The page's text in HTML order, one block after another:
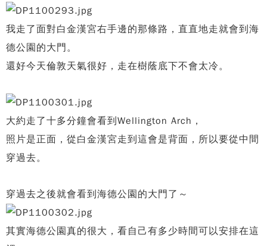
我走了面對白金漢宮右手邊的那條路，直直地走就會到海
德公園的大門。
還好今天倫敦天氣很好，走在樹蔭底下不會太冷。
大約走了十多分鐘會看到Wellington Arch，
照片是正面，從白金漢宮走到這會是背面，所以要從中間
穿過去。
穿過去之後就會看到海德公園的大門了～
其實海德公園真的很大，看自己有多少時間可以安排在這